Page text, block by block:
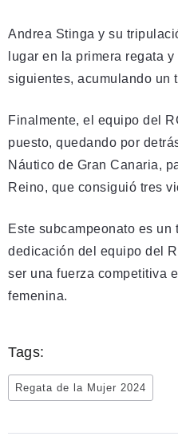
Andrea Stinga y su
lugar en la primera regata
siguientes, acumulando un
Finalmente, el equipo del
puesto, quedando por
Náutico de Gran Canaria,
Reino, que consiguió tres
Este subcampeonato es
dedicación del equipo del
ser una fuerza competitiva
femenina.
Tags:
Regata de la Mujer 2024